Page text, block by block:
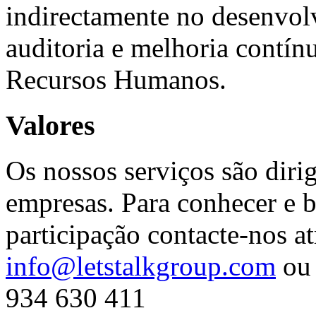
indirectamente no
auditoria e melhoria
Recursos Humanos.
Valores
Os nossos serviços são
empresas. Para conhecer e
participação contacte-nos
info@letstalkgroup.com
934 630 411